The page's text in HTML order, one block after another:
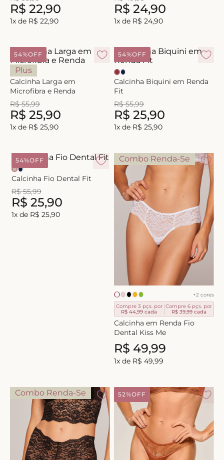
R$ 22,90
1x de R$ 22,90
R$ 24,90
1x de R$ 24,90
54%OFF
Plus
Calcinha Larga em
Microfibra e Renda
R$ 55,99
R$ 25,90
1x de R$ 25,90
54%OFF
Calcinha Biquini em Renda
Fit
R$ 55,99
R$ 25,90
1x de R$ 25,90
54%OFF
Calcinha Fio Dental Fit
R$ 55,99
R$ 25,90
1x de R$ 25,90
Combo Renda-Se
+2 cores
Compre 3 pçs. por
R$ 44,99 cada
Compre 6 pçs. por
R$ 39,99cada
Calcinha em Renda Fio
Dental Kiss Me
R$ 49,99
1x de R$ 49,99
Combo Renda-Se 52%OFF